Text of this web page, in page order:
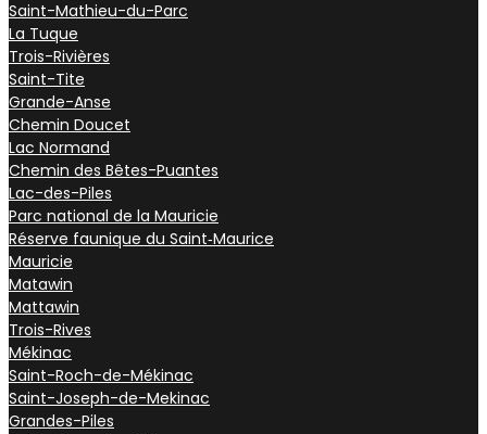
Saint-Mathieu-du-Parc
La Tuque
Trois-Rivières
Saint-Tite
Grande-Anse
Chemin Doucet
Lac Normand
Chemin des Bêtes-Puantes
Lac-des-Piles
Parc national de la Mauricie
Réserve faunique du Saint‑Maurice
Mauricie
Matawin
Mattawin
Trois-Rives
Mékinac
Saint-Roch-de-Mékinac
Saint-Joseph-de-Mekinac
Grandes-Piles